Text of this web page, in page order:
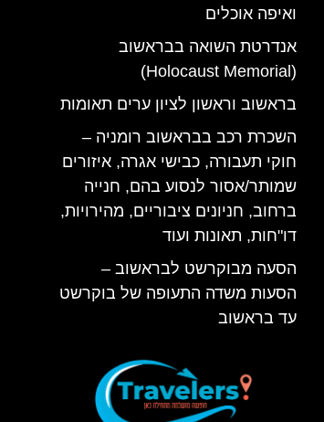
ואיפה אוכלים
אנדרטת השואה בבראשוב
(Holocaust Memorial)
בראשוב וראשון לציון ערים תאומות
השכרת רכב בבראשוב רומניה –
חוקי תעבורה, כבישי אגרה, איזורים
שמותר/אסור לנסוע בהם, חנייה
ברחוב, חניונים ציבוריים, מהירויות,
דו"חות, תאונות ועוד
הסעה מבוקרשט לבראשוב –
הסעות משדה התעופה של בוקרשט
עד בראשוב